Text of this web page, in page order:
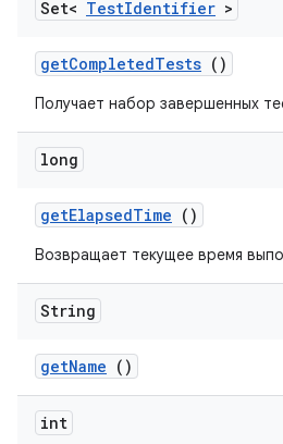
Set< TestIdentifier >
getCompletedTests ()
Получает набор завершенных
long
getElapsedTime ()
Возвращает текущее время
String
getName ()
int